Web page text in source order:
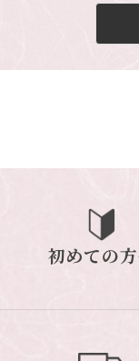
初めての